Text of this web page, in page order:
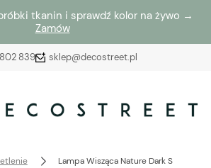
tkanin i sprawdź kolor na żywo →
Zamów
839 sklep@decostreet.pl
Załóż konto
Lampa Wisząca Nature Dark S